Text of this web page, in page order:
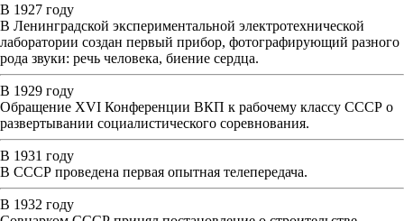
В 1927 году
В Ленинградской экспериментальной электротехнической
лаборатории создан первый прибор, фотографирующий разного
рода звуки: речь человека, биение сердца.
В 1929 году
Обращение XVI Конференции ВКП к рабочему классу СССР о
развертывании социалистического соревнования.
В 1931 году
В СССР проведена первая опытная телепередача.
В 1932 году